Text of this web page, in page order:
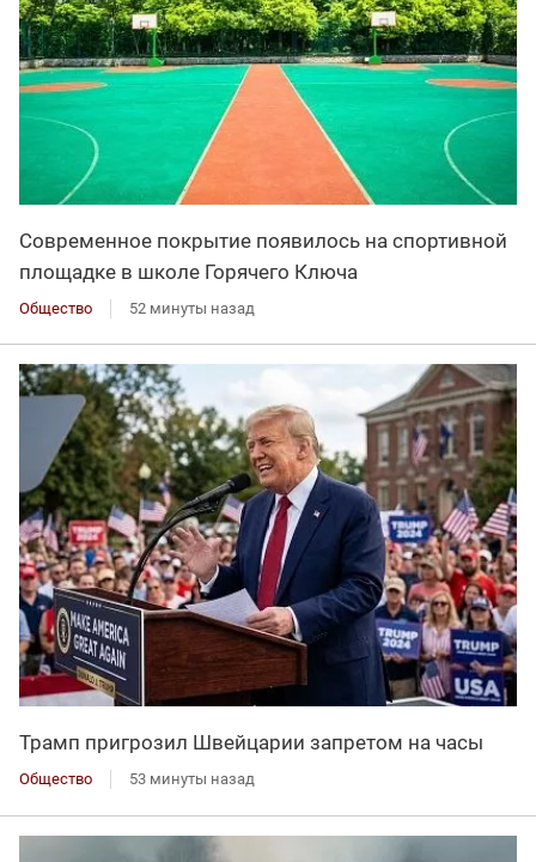
Современное покрытие появилось на спортивной
площадке в школе Горячего Ключа
Общество 52 минуты назад
Трамп пригрозил Швейцарии запретом на часы
Общество 53 минуты назад